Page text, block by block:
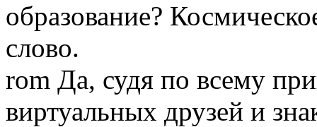
образование?
слово.
rom Да, судя по всему
виртуальных друзей и